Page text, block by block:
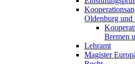
Oldenburg und
Bremen
Lehramt
Magister